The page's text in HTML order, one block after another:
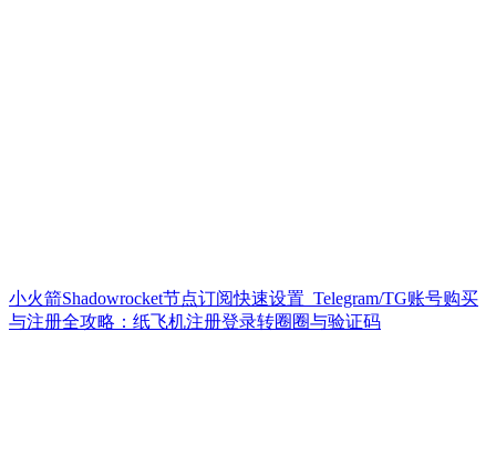
小火箭Shadowrocket节点订阅快速设置_Telegram/TG账号购买
与注册全攻略：纸飞机注册登录转圈圈与验证码